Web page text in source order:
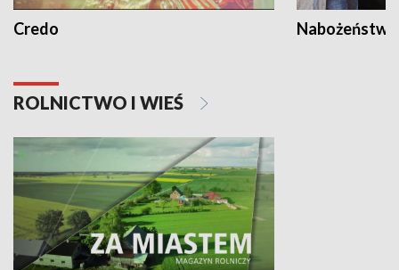
Credo
ROLNICTWO I WIEŚ